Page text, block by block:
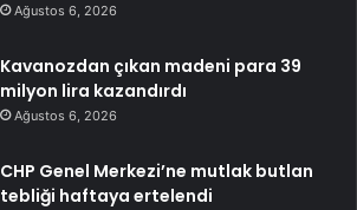
Ağustos 6, 2026
Kavanozdan çıkan madeni para 39
milyon lira kazandırdı
Ağustos 6, 2026
CHP Genel Merkezi’ne mutlak butlan
tebliği haftaya ertelendi